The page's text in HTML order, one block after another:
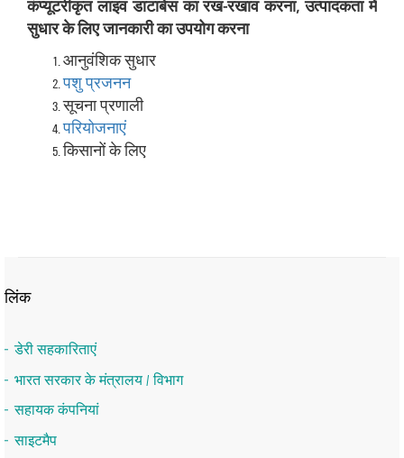
कंप्यूटरीकृत लाइव डाटाबेस का रख-रखाव करना, उत्पादकता में
सुधार के लिए जानकारी का उपयोग करना
आनुवंशिक सुधार
पशु प्रजनन
सूचना प्रणाली
परियोजनाएं
किसानों के लिए
लिंक
डेरी सहकारिताएं
भारत सरकार के मंत्रालय / विभाग
सहायक कंपनियां
साइटमैप